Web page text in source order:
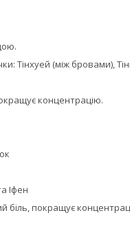
Тінхуей (між
концентрацію.
Іфен
біль, покращує